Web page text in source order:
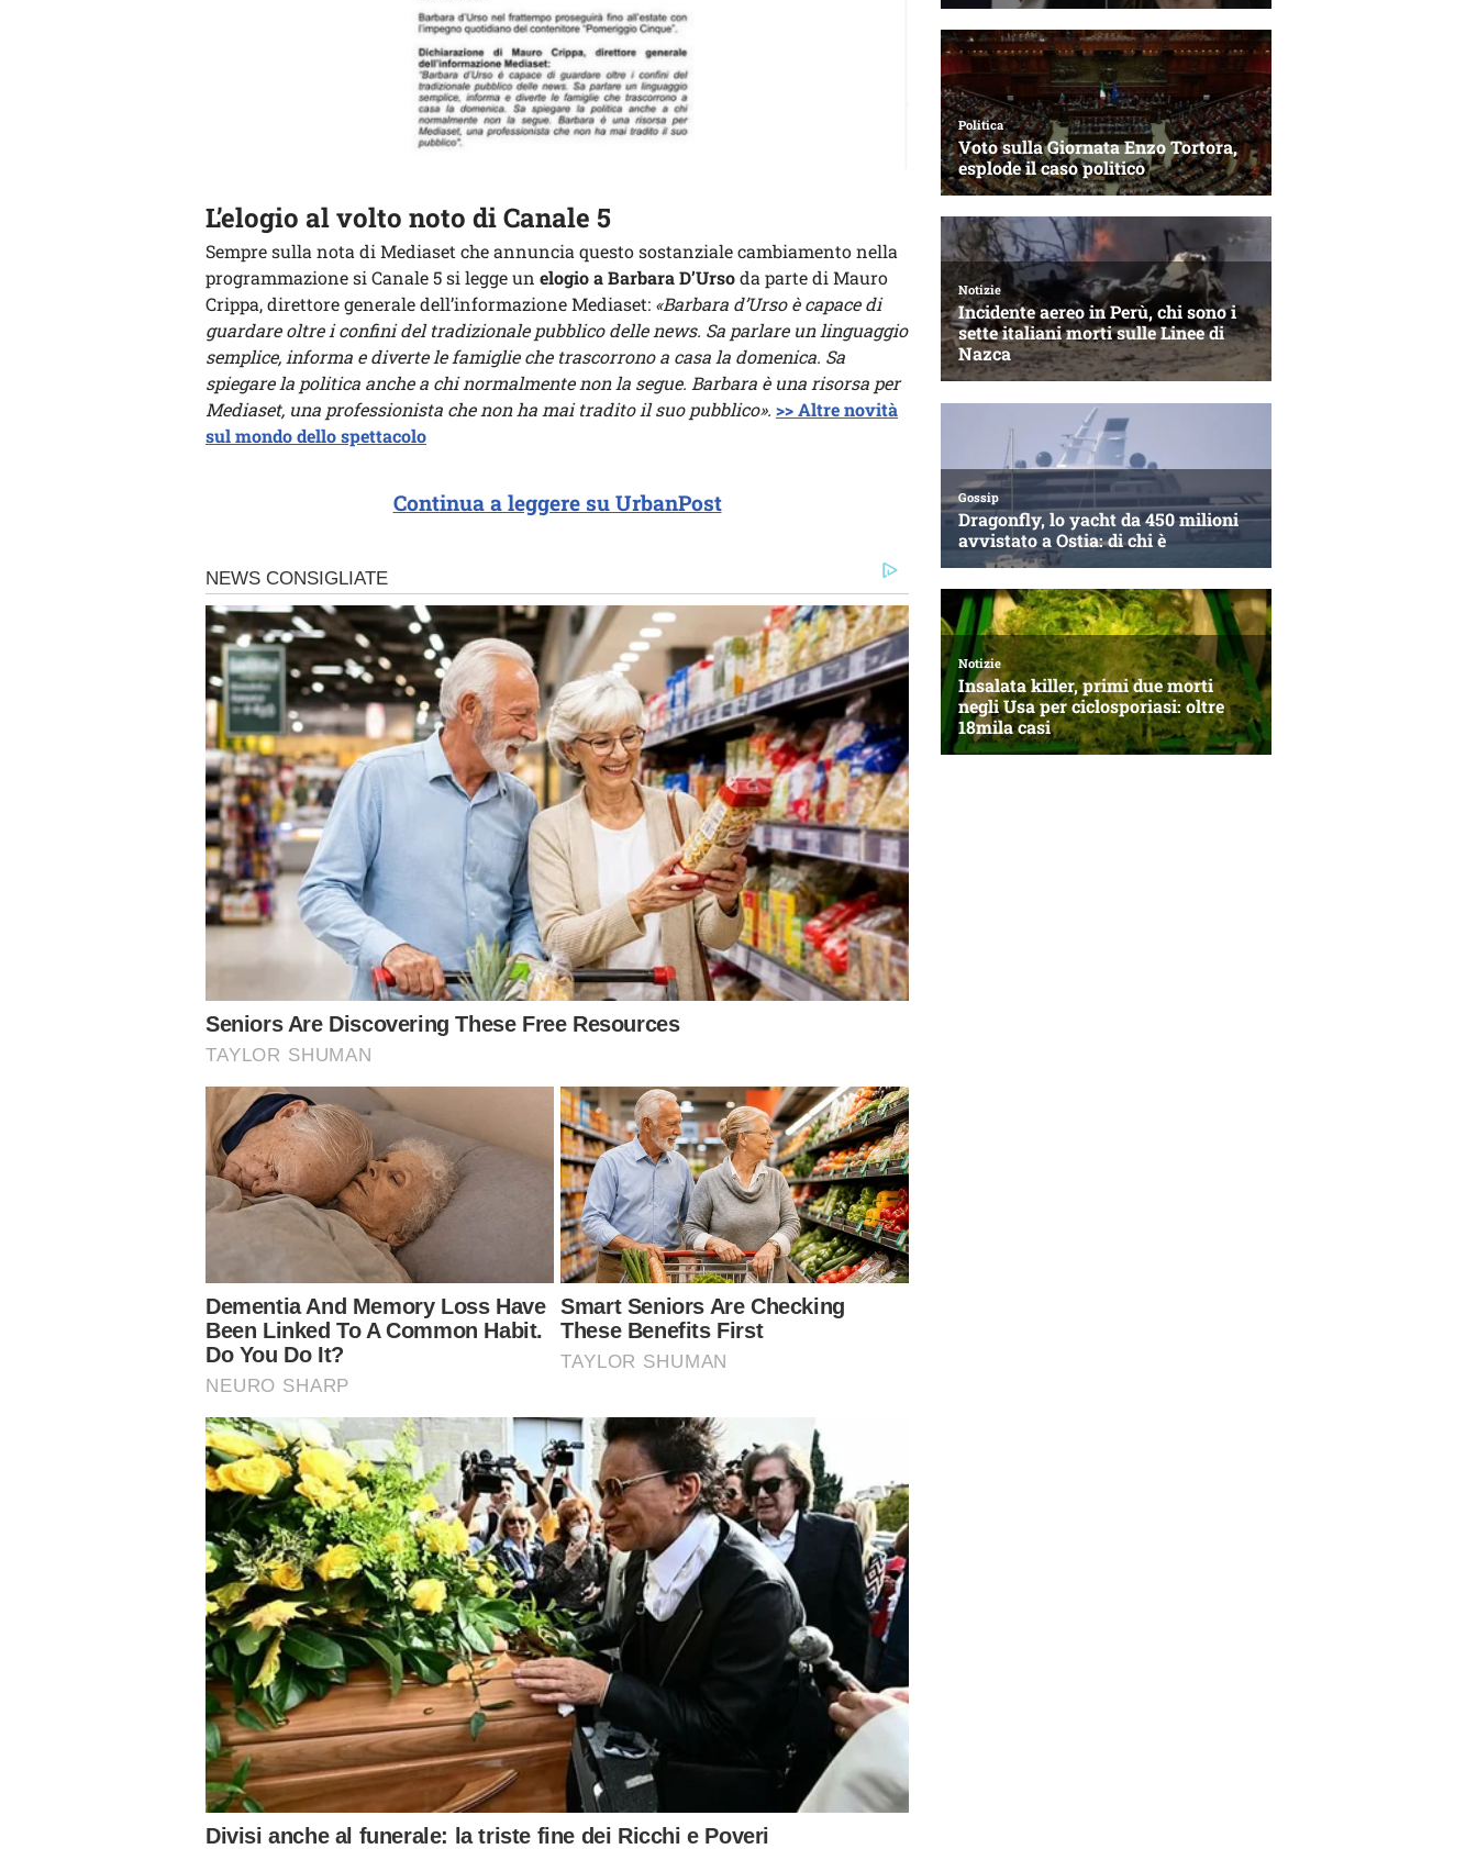
L’elogio al volto noto di Canale 5
Sempre sulla nota di Mediaset che annuncia questo sostanziale cambiamento nella
programmazione si Canale 5 si legge un elogio a Barbara D’Ursoda parte di Mauro
Crippa, direttore generale dell’informazione Mediaset: «Barbara d’Urso è capace di
guardare oltre i confini del tradizionale pubblico delle news. Sa parlare un linguaggio
semplice, informa e diverte le famiglie che trascorrono a casa la domenica. Sa
spiegare la politica anche a chi normalmente non la segue. Barbara è una risorsa per
Mediaset, una professionista che non ha mai tradito il suo pubblico». >> Altre novità
sul mondo dello spettacolo
Continua a leggere su UrbanPost